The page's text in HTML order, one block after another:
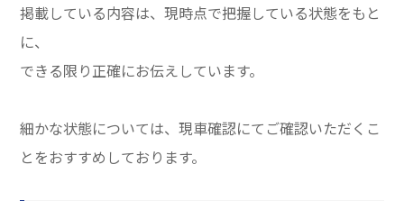
掲載している内容は、現時点で把握している状態をもと
に、
できる限り正確にお伝えしています。
細かな状態については、現車確認にてご確認いただくこ
とをおすすめしております。